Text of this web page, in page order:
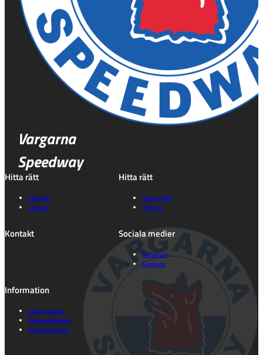
Vargarna
Speedway
Hitta rätt
Kalender
Våra lag
Hitta rätt
Gå på match
Historia
Kontakt Sociala medier
Instagram
Facebook
Information
Cookie consent
Dataskyddspolicy
Integritetspolicy